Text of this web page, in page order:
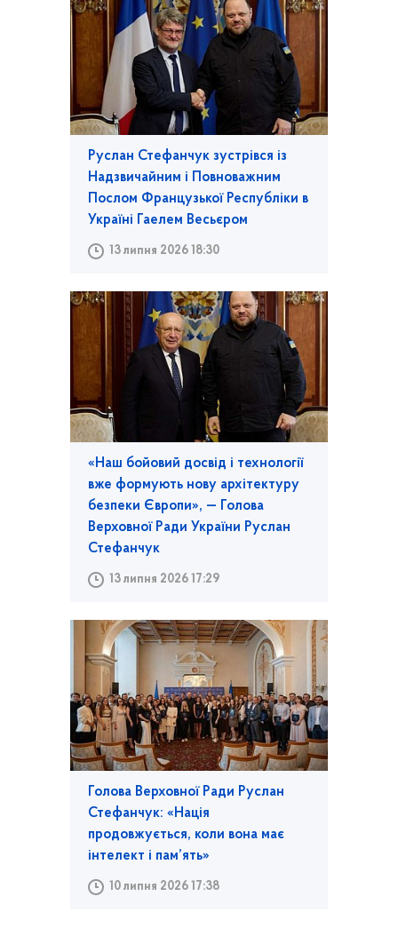
Руслан Стефанчук зустрівся із
Надзвичайним і Повноважним
Послом Французької Республіки в
Україні Гаелем Весьєром
13 липня 2026 18:30
«Наш бойовий досвід і технології
вже формують нову архітектуру
безпеки Європи», — Голова
Верховної Ради України Руслан
Стефанчук
13 липня 2026 17:29
Голова Верховної Ради Руслан
Стефанчук: «Нація
продовжується, коли вона має
інтелект і пам’ять»
10 липня 2026 17:38